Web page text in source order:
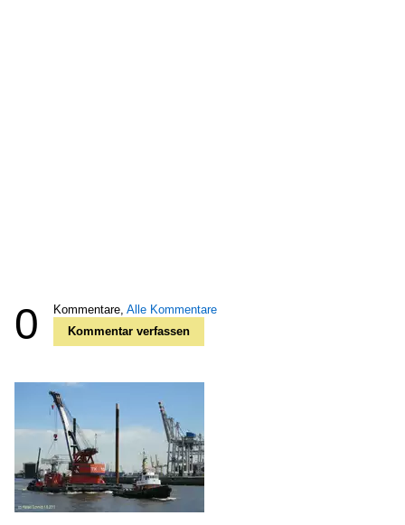
0 Kommentare, Alle Kommentare
Kommentar verfassen